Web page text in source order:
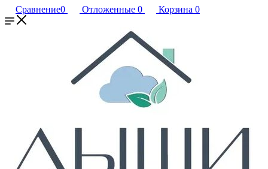
Сравнение0 Отложенные 0 Корзина 0